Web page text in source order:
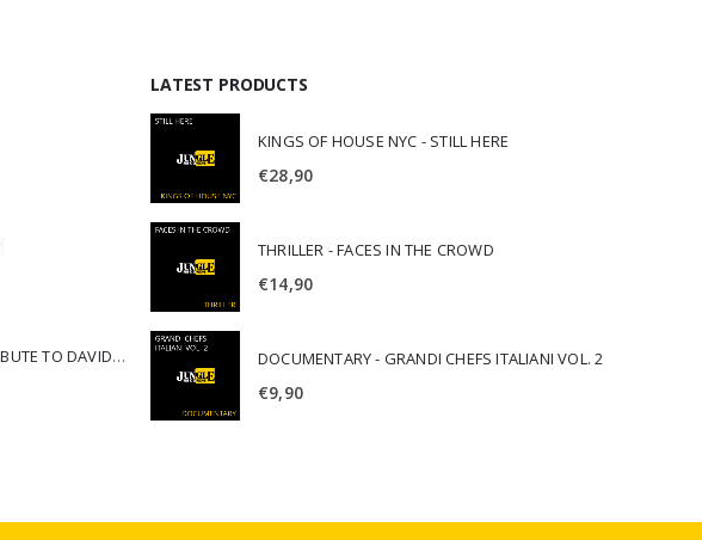
AAVV LONG TIME GONE - A TRIBUTE TO DAVID CROSBY
LATEST PRODUCTS
KINGS OF HOUSE NYC - STILL HERE
€28,90
THRILLER - FACES IN THE CROWD
€14,90
DOCUMENTARY - GRANDI CHEFS ITALIANI VOL. 2
€9,90